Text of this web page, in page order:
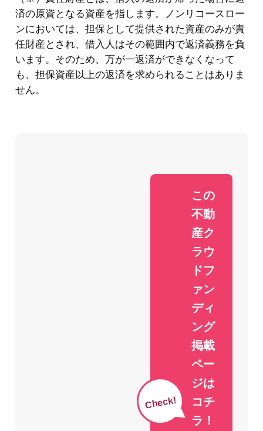
済の原資となる資産を指します。ノンリコースロー
ンにおいては、担保として提供された資産のみが責
任財産とされ、借入人はその範囲内で返済義務を負
います。そのため、万が一返済ができなくなって
も、担保資産以上の返済を求められることはありま
せん。
Check!
この
不動
産ク
ラウ
ドフ
ァン
ディ
ング
掲載
ペー
ジは
コチ
ラ！